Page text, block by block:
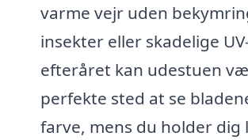
varme vejr uden
insekter eller skadelige
efteråret kan udestuen
perfekte sted at se
farve, mens du holder dig